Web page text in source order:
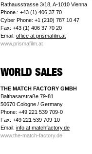
Rathausstrasse 3/18, A-1010 Vienna
Phone.: +43 (1) 406 37 70
Cyber Phone: +1 (210) 787 10 47
Fax: +43 (1) 406 37 70 20
Email: office at prismafilm.at
www.prismafilm.at
THE MATCH FACTORY GMBH
Balthasarstraße 79-81
50670 Cologne / Germany
Phone: +49 221 539 709-0
Fax: +49 221 539 709-10
Email: info at matchfactory.de
www.the-match-factory.de